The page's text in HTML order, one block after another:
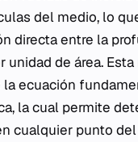
del medio, lo
directa entre la
unidad de área.
ecuación
la cual permite
cualquier punto